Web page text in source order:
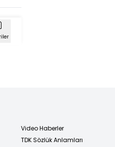
Video Haberler
TDK Sözlük Anlamları